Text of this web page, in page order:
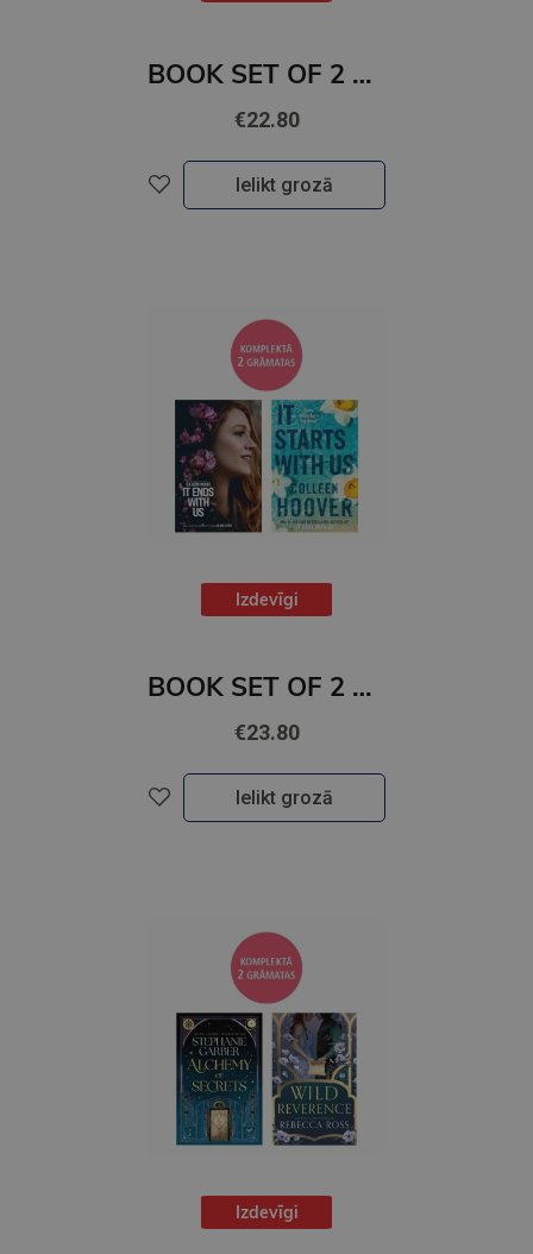
BOOK SET OF 2 Titles: The Night We Met + Two Can Play
€22.80
Ielikt grozā
Izdevīgi
BOOK SET OF 2 Titles: It Ends With Us + It Starts with Us
€23.80
Ielikt grozā
Izdevīgi